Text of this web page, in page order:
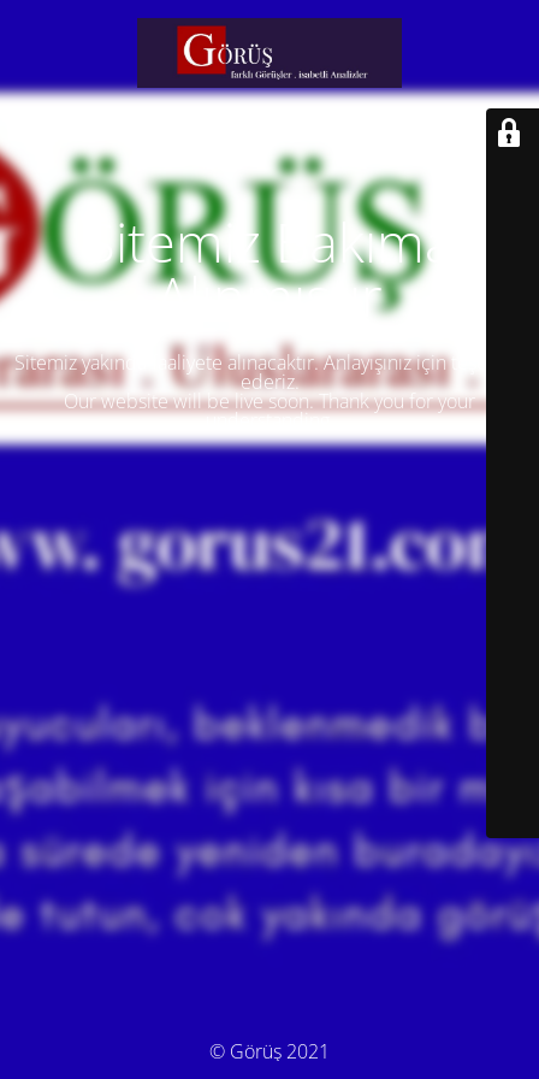
Sitemiz Bakıma
Alınmıştır
Sitemiz yakında faaliyete alınacaktır. Anlayışınız için teşekkür
ederiz.
Our website will be live soon. Thank you for your
understanding.
© Görüş 2021